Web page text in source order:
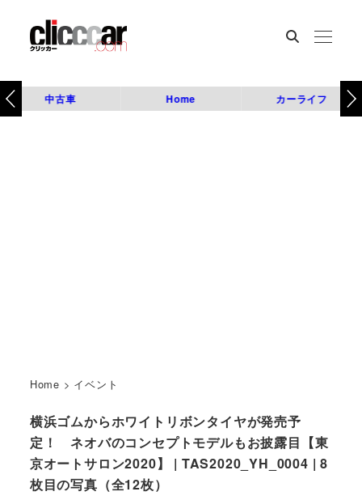
中古車 Home カーライフ
Home > イベント
横浜ゴムからホワイトリボンタイヤが発売予
定！ ネオバのコンセプトモデルもお披露目【東
京オートサロン2020】 | TAS2020_YH_0004 | 8
枚目の写真（全12枚）